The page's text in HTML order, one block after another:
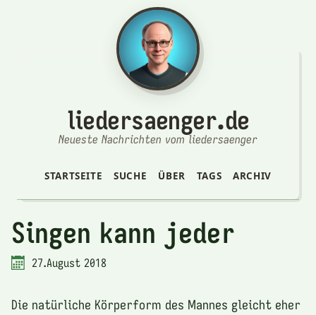
liedersaenger.de
Neueste Nachrichten vom liedersaenger
STARTSEITE SUCHE ÜBER TAGS ARCHIV
Singen kann jeder
27.August 2018
Die natürliche Körperform des Mannes gleicht eher